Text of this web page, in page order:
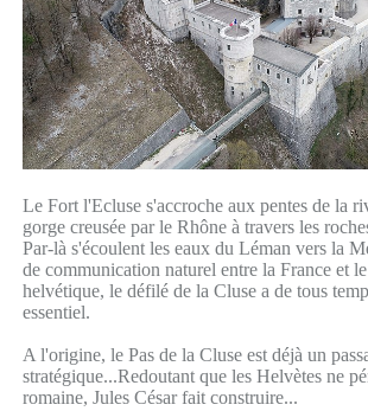
Le Fort l'Ecluse s'accroche aux pentes de la
gorge creusée par le Rhône à travers les
Par-là s'écoulent les eaux du Léman vers la
de communication naturel entre la France et
helvétique, le défilé de la Cluse a de tous
essentiel.
A l'origine, le Pas de la Cluse est déjà un
stratégique...Redoutant que les Helvètes ne
romaine, Jules César fait construire...